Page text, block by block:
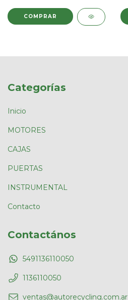
Categorías
Inicio
MOTORES
CAJAS
PUERTAS
INSTRUMENTAL
Contacto
Contactános
5491136110050
1136110050
ventas@autorecycling.com.ar